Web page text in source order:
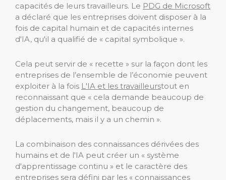
capacités de leurs travailleurs. Le PDG de Microsoft
a déclaré que les entreprises doivent disposer à la
fois de capital humain et de capacités internes
d'IA, qu'il a qualifié de « capital symbolique ».
Cela peut servir de « recette » sur la façon dont les
entreprises de l’ensemble de l’économie peuvent
exploiter à la fois L'IA et les travailleurstout en
reconnaissant que « cela demande beaucoup de
gestion du changement, beaucoup de
déplacements, mais il y a un chemin ».
La combinaison des connaissances dérivées des
humains et de l'IA peut créer un « système
d'apprentissage continu » et le caractère des
entreprises sera défini par les « connaissances